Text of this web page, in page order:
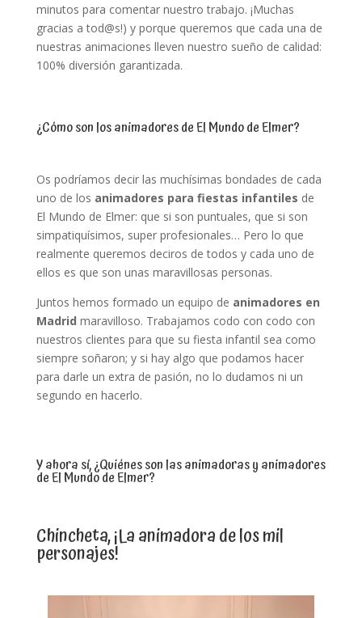
minutos para comentar nuestro trabajo. ¡Muchas
gracias a tod@s!) y porque queremos que cada una de
nuestras animaciones lleven nuestro sueño de calidad:
100% diversión garantizada.
¿Cómo son los animadores de El Mundo de Elmer?
Os podríamos decir las muchísimas bondades de cada
uno de los animadores para fiestas infantiles de
El Mundo de Elmer: que si son puntuales, que si son
simpatiquísimos, super profesionales… Pero lo que
realmente queremos deciros de todos y cada uno de
ellos es que son unas maravillosas personas.
Juntos hemos formado un equipo de animadores en
Madrid maravilloso. Trabajamos codo con codo con
nuestros clientes para que su fiesta infantil sea como
siempre soñaron; y si hay algo que podamos hacer
para darle un extra de pasión, no lo dudamos ni un
segundo en hacerlo.
Y ahora sí, ¿Quiénes son las animadoras y animadores
de El Mundo de Elmer?
Chincheta, ¡La animadora de los mil
personajes!